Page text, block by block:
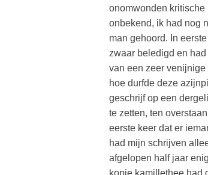
onomwonden kritische
onbekend, ik had nog
man gehoord. In
zwaar beledigd en
van een zeer
hoe durfde deze
geschrijf op een
te zetten, ten
eerste keer dat er
had mijn schrijven
afgelopen half jaar
kopje kamillethee had